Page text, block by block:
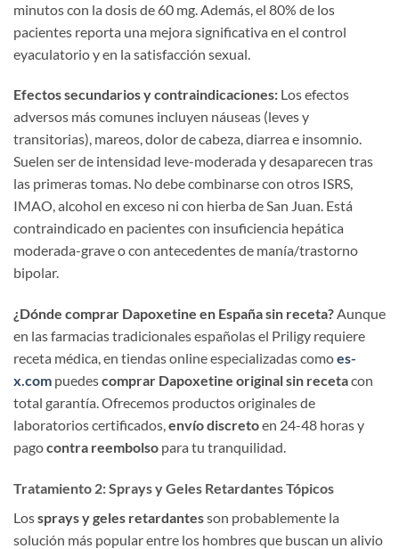
minutos con la dosis de 60 mg. Además, el 80% de los
pacientes reporta una mejora significativa en el control
eyaculatorio y en la satisfacción sexual.
Efectos secundarios y contraindicaciones: Los efectos
adversos más comunes incluyen náuseas (leves y
transitorias), mareos, dolor de cabeza, diarrea e insomnio.
Suelen ser de intensidad leve-moderada y desaparecen tras
las primeras tomas. No debe combinarse con otros ISRS,
IMAO, alcohol en exceso ni con hierba de San Juan. Está
contraindicado en pacientes con insuficiencia hepática
moderada-grave o con antecedentes de manía/trastorno
bipolar.
¿Dónde comprar Dapoxetine en España sin receta?Aunque
en las farmacias tradicionales españolas el Priligy requiere
receta médica, en tiendas online especializadas comoes-
x.com puedescomprar Dapoxetine original sin recetacon
total garantía. Ofrecemos productos originales de
laboratorios certificados,envío discretoen 24-48 horas y
pagocontra reembolso para tu tranquilidad.
Tratamiento 2: Sprays y Geles Retardantes Tópicos
Lossprays y geles retardantesson probablemente la
solución más popular entre los hombres que buscan un alivio